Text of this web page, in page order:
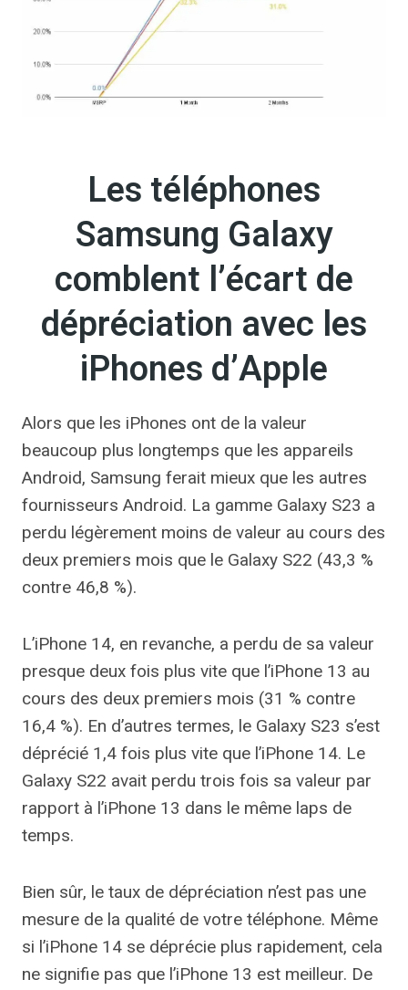
Les téléphones
Samsung Galaxy
comblent l’écart de
dépréciation avec les
iPhones d’Apple
Alors que les iPhones ont de la valeur
beaucoup plus longtemps que les appareils
Android, Samsung ferait mieux que les autres
fournisseurs Android. La gamme Galaxy S23 a
perdu légèrement moins de valeur au cours des
deux premiers mois que le Galaxy S22 (43,3 %
contre 46,8 %).
L’iPhone 14, en revanche, a perdu de sa valeur
presque deux fois plus vite que l’iPhone 13 au
cours des deux premiers mois (31 % contre
16,4 %). En d’autres termes, le Galaxy S23 s’est
déprécié 1,4 fois plus vite que l’iPhone 14. Le
Galaxy S22 avait perdu trois fois sa valeur par
rapport à l’iPhone 13 dans le même laps de
temps.
Bien sûr, le taux de dépréciation n’est pas une
mesure de la qualité de votre téléphone. Même
si l’iPhone 14 se déprécie plus rapidement, cela
ne signifie pas que l’iPhone 13 est meilleur. De